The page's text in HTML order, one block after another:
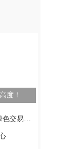
度！
绿色低碳将更受欢迎——国家级绿色交易所建设在北京启动-世界实时